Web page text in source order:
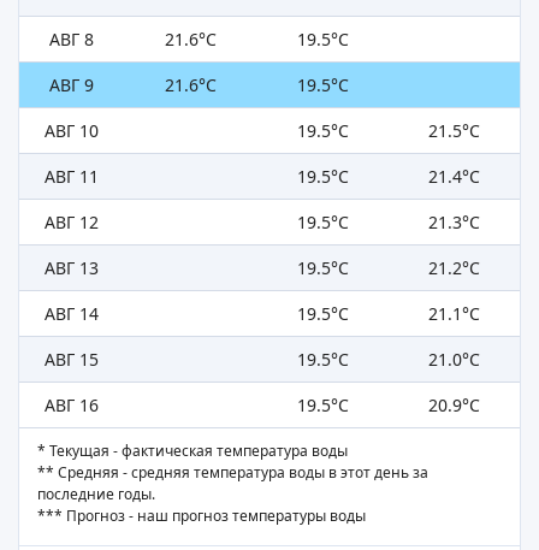
АВГ 8
21.6°C
19.5°C
АВГ 9
21.6°C
19.5°C
АВГ 10
19.5°C
21.5°C
АВГ 11
19.5°C
21.4°C
АВГ 12
19.5°C
21.3°C
АВГ 13
19.5°C
21.2°C
АВГ 14
19.5°C
21.1°C
АВГ 15
19.5°C
21.0°C
АВГ 16
19.5°C 20.9°C
* Текущая - фактическая температура воды
** Средняя - средняя температура воды в этот день за
последние годы.
*** Прогноз - наш прогноз температуры воды